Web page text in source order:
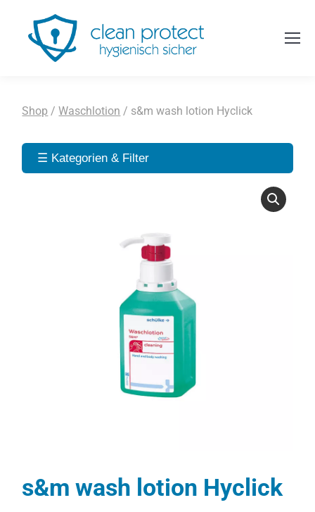
Sie befinden sich hier:
Shop /Waschlotion / s&m wash lotion Hyclick
☰ Kategorien & Filter
s&m wash lotion Hyclick